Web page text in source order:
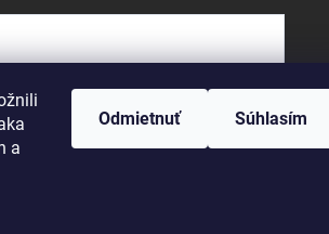
a
Odmietnuť Súhlasím
osobných údajov